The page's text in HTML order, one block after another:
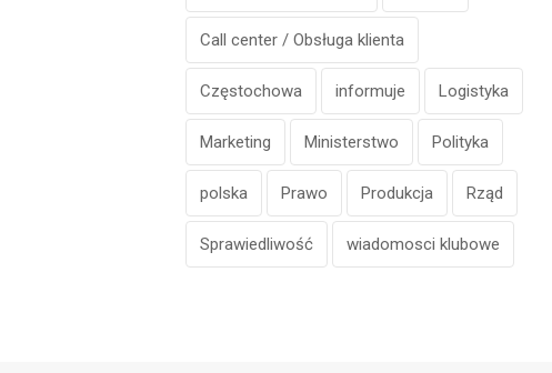
Call center / Obsługa klienta
Częstochowa informuje Logistyka
Marketing Ministerstwo Polityka
polska Prawo Produkcja Rząd
Sprawiedliwość wiadomosci klubowe